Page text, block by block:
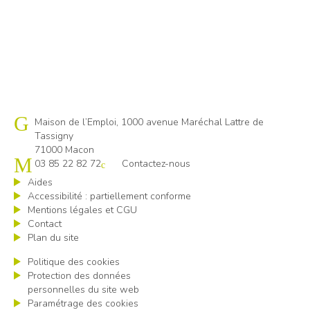
Cap emploi 71
Maison de l’Emploi, 1000 avenue Maréchal Lattre de
Tassigny
71000 Macon
03 85 22 82 72
Contactez-nous
Aides
Accessibilité : partiellement conforme
Mentions légales et CGU
Contact
Plan du site
Politique des cookies
Protection des données
personnelles du site web
Paramétrage des cookies